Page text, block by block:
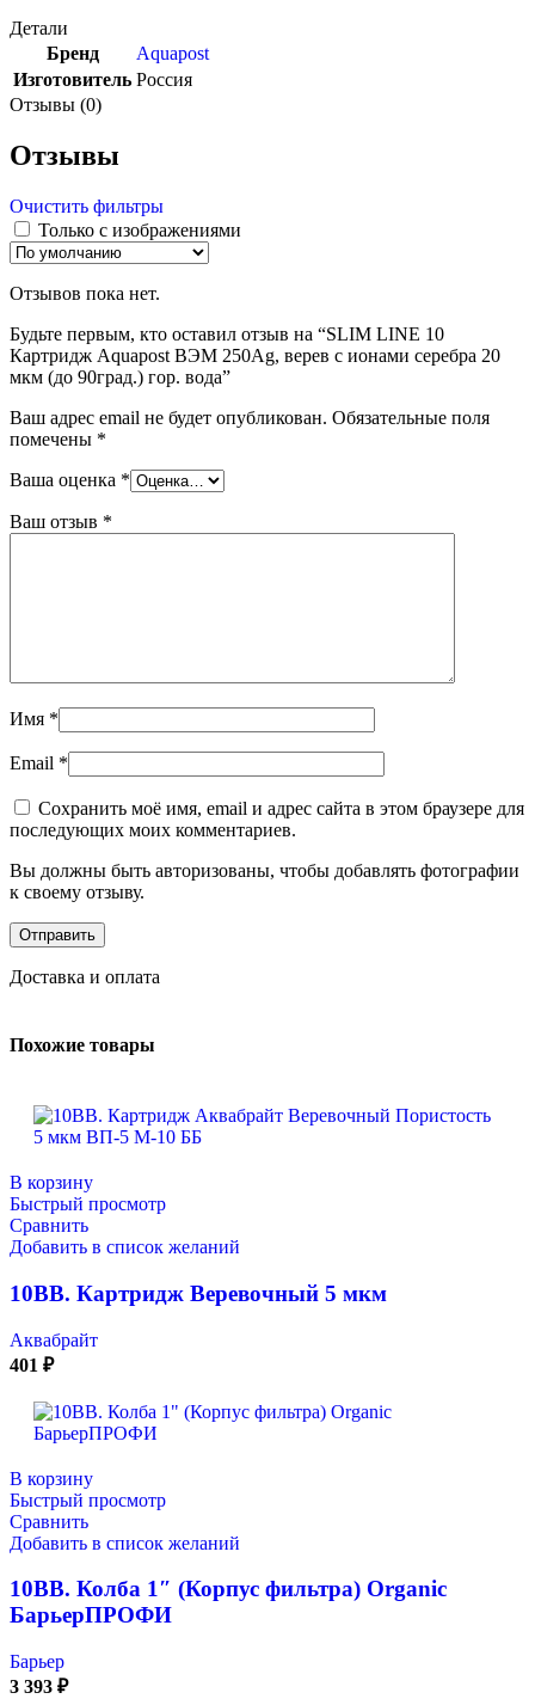
Детали
Бренд
Aquapost
Изготовитель Россия
Отзывы (0)
Отзывы
Очистить фильтры
Только с изображениями
Отзывов пока нет.
Будьте первым, кто оставил отзыв на “SLIM LINE 10
Картридж Aquapost ВЭМ 250Ag, верев с ионами серебра 20
мкм (до 90град.) гор. вода”
Ваш адрес email не будет опубликован. Обязательные поля
помечены *
Ваша оценка *
Ваш отзыв *
Имя *
Email *
Сохранить моё имя, email и адрес сайта в этом браузере для
последующих моих комментариев.
Вы должны быть авторизованы, чтобы добавлять фотографии
к своему отзыву.
Доставка и оплата
Похожие товары
В корзину
Быстрый просмотр
Сравнить
Добавить в список желаний
10ВВ. Картридж Веревочный 5 мкм
Аквабрайт
401 ₽
В корзину
Быстрый просмотр
Сравнить
Добавить в список желаний
10ВВ. Колба 1″ (Корпус фильтра) Organic
БарьерПРОФИ
Барьер
3 393 ₽